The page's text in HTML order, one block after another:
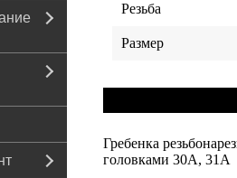
Резьба
Размер
Гребенка
головками 30A, 31A